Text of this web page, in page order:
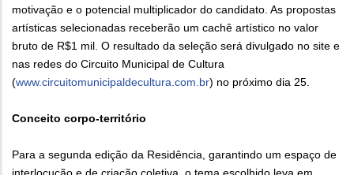
motivação e o potencial multiplicador do candidato. As propostas
artísticas selecionadas receberão um cachê artístico no valor
bruto de R$1 mil. O resultado da seleção será divulgado no site e
nas redes do Circuito Municipal de Cultura
(www.circuitomunicipaldecultura.com.br) no próximo dia 25.
Conceito corpo-território
Para a segunda edição da Residência, garantindo um espaço de